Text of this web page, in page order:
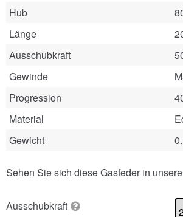
Hub
Länge
Ausschubkraft
Gewinde
Progression
Material
Gewicht
Sehen Sie sich diese Gasfeder in
Ausschubkraft